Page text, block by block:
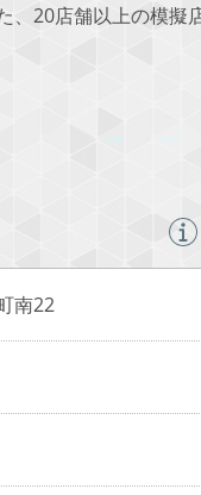
20店舗以上の模擬
南22